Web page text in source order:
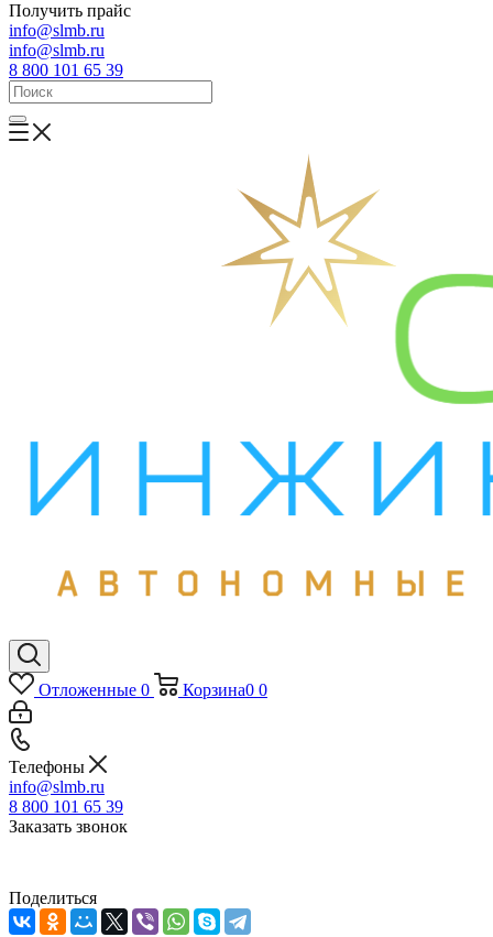
Получить прайс
info@slmb.ru
info@slmb.ru
8 800 101 65 39
Отложенные 0 Корзина0 0
Телефоны
info@slmb.ru
8 800 101 65 39
Заказать звонок
Поделиться